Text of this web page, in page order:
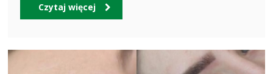
Czytaj więcej